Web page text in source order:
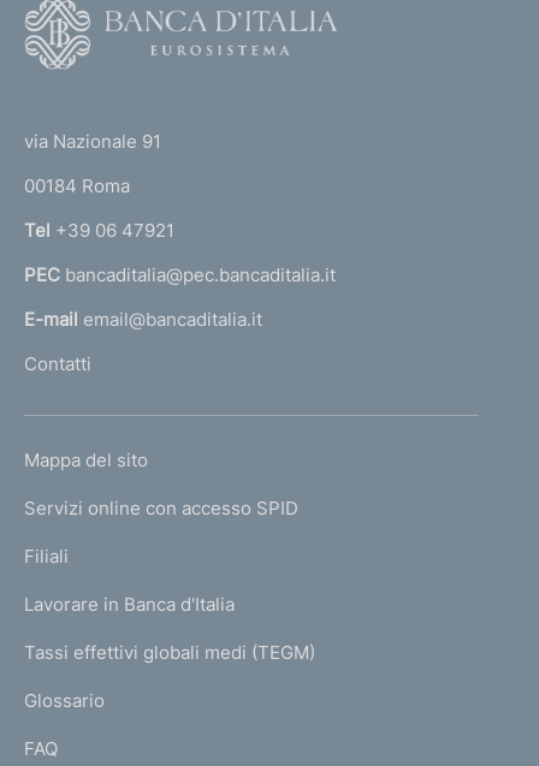
r
n
a
l
'
m
e
a
g
via Nazionale 91
00184 Roma
Tel +39 06 47921
PEC bancaditalia@pec.bancaditalia.it
E-mail email@bancaditalia.it
Contatti
L
N
K
T
I
I
Mappa del sito
Servizi online con accesso SPID
Filiali
Lavorare in Banca d'Italia
Tassi effettivi globali medi (TEGM)
Glossario
FAQ